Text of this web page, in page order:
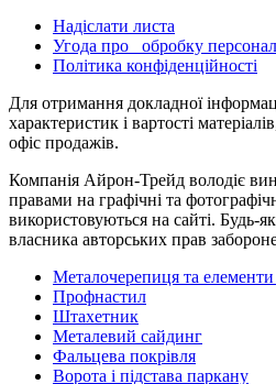
Надіслати листа
Угода про обробку
Політика конфіденційності
Для отримання докладної
характеристик і вартості
офіс продажів.
Компанія Айрон-Трейд володіє
правами на графічні та
використовуються на сайті. Будь-
власника авторських прав
Металочерепиця та елементи
Профнастил
Штахетник
Металевий сайдинг
Фальцева покрівля
Ворота і підстава паркану